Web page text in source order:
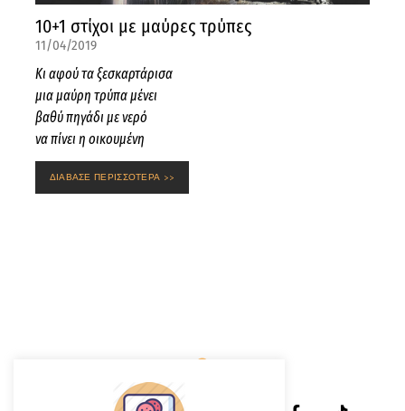
10+1 στίχοι με μαύρες τρύπες
11/04/2019
Κι αφού τα ξεσκαρτάρισα
μια μαύρη τρύπα μένει
βαθύ πηγάδι με νερό
να πίνει η οικουμένη
ΔΙΑΒΑΣΕ ΠΕΡΙΣΣΟΤΕΡΑ >>